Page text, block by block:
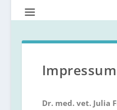
Impressum
Dr. med. vet. Julia